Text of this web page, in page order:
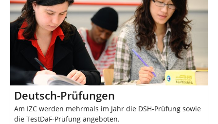
Deutsch-Prüfungen
Am IZC werden mehrmals im Jahr die DSH-Prüfung sowie
die TestDaF-Prüfung angeboten.